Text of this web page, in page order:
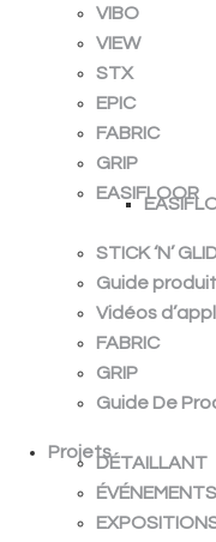
VIBO
VIEW
STX
EPIC
FABRIC
GRIP
EASIFLOOR
STICK ‘N’
Guide produit
Vidéos
FABRIC
GRIP
Guide De
Projets
DÉTAILLANT
ÉVÉNEMENTS